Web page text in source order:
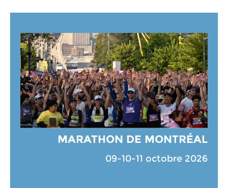
MARATHON DE MONTRÉAL
09-10-11 octobre 2026